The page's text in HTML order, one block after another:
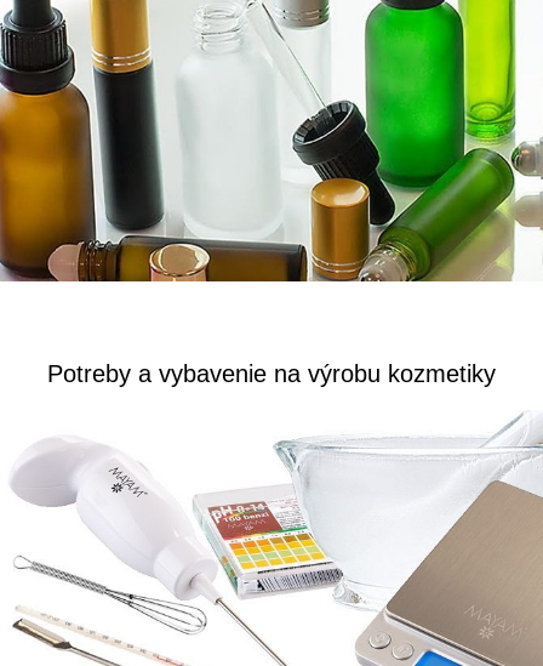
Potreby a vybavenie na výrobu kozmetiky